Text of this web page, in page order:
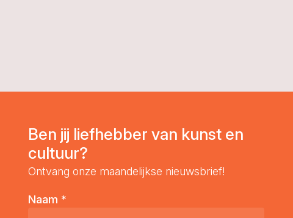
Ben jij liefhebber van kunst en
cultuur?
Ontvang onze maandelijkse nieuwsbrief!
Naam *